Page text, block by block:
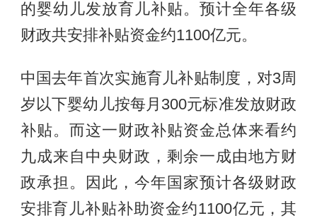
的婴幼儿发放育儿补贴。预计全年各级
财政共安排补贴资金约1100亿元。
中国去年首次实施育儿补贴制度，对3周
岁以下婴幼儿按每月300元标准发放财政
补贴。而这一财政补贴资金总体来看约
九成来自中央财政，剩余一成由地方财
政承担。因此，今年国家预计各级财政
安排育儿补贴补助资金约1100亿元，其